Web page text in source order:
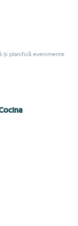
și planifică evenimente